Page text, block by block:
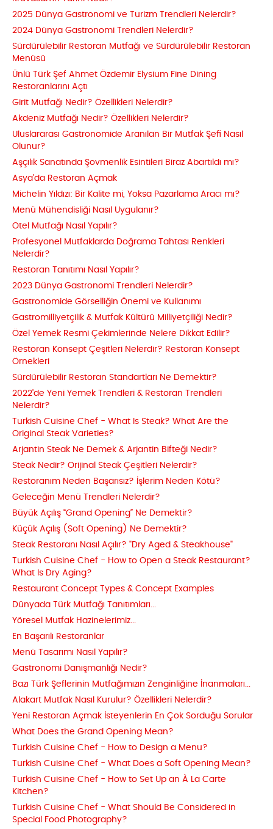
2025 Dünya Gastronomi ve Turizm Trendleri Nelerdir?
2024 Dünya Gastronomi Trendleri Nelerdir?
Sürdürülebilir Restoran Mutfağı ve Sürdürülebilir Restoran
Menüsü
Ünlü Türk Şef Ahmet Özdemir Elysium Fine Dining
Restoranlarını Açtı
Girit Mutfağı Nedir? Özellikleri Nelerdir?
Akdeniz Mutfağı Nedir? Özellikleri Nelerdir?
Uluslararası Gastronomide Aranılan Bir Mutfak Şefi Nasıl
Olunur?
Aşçılık Sanatında Şovmenlik Esintileri Biraz Abartıldı mı?
Asya'da Restoran Açmak
Michelin Yıldızı: Bir Kalite mi, Yoksa Pazarlama Aracı mı?
Menü Mühendisliği Nasıl Uygulanır?
Otel Mutfağı Nasıl Yapılır?
Profesyonel Mutfaklarda Doğrama Tahtası Renkleri
Nelerdir?
Restoran Tanıtımı Nasıl Yapılır?
2023 Dünya Gastronomi Trendleri Nelerdir?
Gastronomide Görselliğin Önemi ve Kullanımı
Gastromilliyetçilik & Mutfak Kültürü Milliyetçiliği Nedir?
Özel Yemek Resmi Çekimlerinde Nelere Dikkat Edilir?
Restoran Konsept Çeşitleri Nelerdir? Restoran Konsept
Örnekleri
Sürdürülebilir Restoran Standartları Ne Demektir?
2022'de Yeni Yemek Trendleri & Restoran Trendleri
Nelerdir?
Turkish Cuisine Chef - What Is Steak? What Are the
Original Steak Varieties?
Arjantin Steak Ne Demek & Arjantin Bifteği Nedir?
Steak Nedir? Orijinal Steak Çeşitleri Nelerdir?
Restoranım Neden Başarısız? İşlerim Neden Kötü?
Geleceğin Menü Trendleri Nelerdir?
Büyük Açılış “Grand Opening” Ne Demektir?
Küçük Açılış (Soft Opening) Ne Demektir?
Steak Restoranı Nasıl Açılır? "Dry Aged & Steakhouse"
Turkish Cuisine Chef - How to Open a Steak Restaurant?
What Is Dry Aging?
Restaurant Concept Types & Concept Examples
Dünyada Türk Mutfağı Tanıtımları...
Yöresel Mutfak Hazinelerimiz...
En Başarılı Restoranlar
Menü Tasarımı Nasıl Yapılır?
Gastronomi Danışmanlığı Nedir?
Bazı Türk Şeflerinin Mutfağımızın Zenginliğine İnanmaları...
Alakart Mutfak Nasıl Kurulur? Özellikleri Nelerdir?
Yeni Restoran Açmak İsteyenlerin En Çok Sorduğu Sorular
What Does the Grand Opening Mean?
Turkish Cuisine Chef - How to Design a Menu?
Turkish Cuisine Chef - What Does a Soft Opening Mean?
Turkish Cuisine Chef - How to Set Up an À La Carte
Kitchen?
Turkish Cuisine Chef - What Should Be Considered in
Special Food Photography?